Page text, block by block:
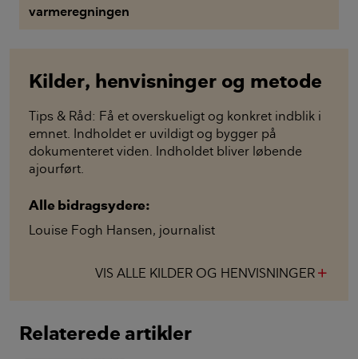
varmeregningen
Kilder, henvisninger og metode
Tips & Råd: Få et overskueligt og konkret indblik i
emnet. Indholdet er uvildigt og bygger på
dokumenteret viden. Indholdet bliver løbende
ajourført.
Alle bidragsydere:
Louise Fogh Hansen, journalist
VIS ALLE KILDER OG HENVISNINGER
Relaterede artikler